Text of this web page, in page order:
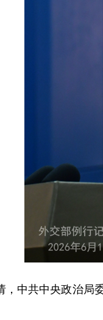
，中共中央政治局